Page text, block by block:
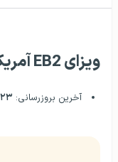
ویزای EB2 آمریکا | ویزای NIW
آخرین بروزرسانی: ۲۳ آذر ۱۴۰۴